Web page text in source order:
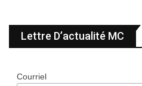
Lettre D’actualité MC
Courriel